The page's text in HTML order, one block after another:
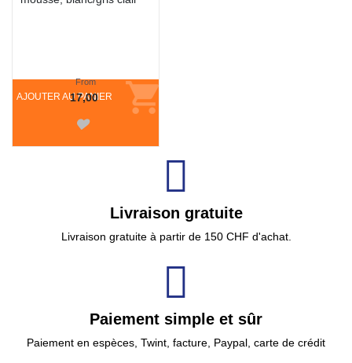
AJOUTER AU PANIER
From
17,00
Livraison gratuite
Livraison gratuite à partir de 150 CHF d'achat.
Paiement simple et sûr
Paiement en espèces, Twint, facture, Paypal, carte de crédit